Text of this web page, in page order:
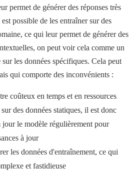
permet de générer des réponses très
possible de les entraîner sur des
ce qui leur permet de générer des
on peut voir cela comme un
les données spécifiques. Cela peut
qui comporte des inconvénients :
coûteux en temps et en ressources
des données statiques, il est donc
jour le modèle régulièrement pour
à jour
les données d'entraînement, ce qui
et fastidieuse